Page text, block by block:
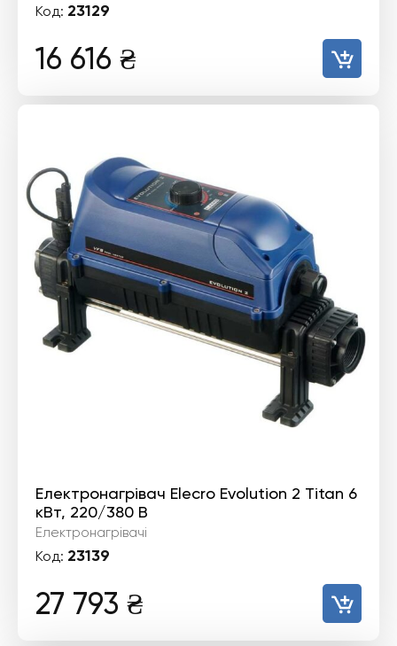
Код: 23129
16 616 ₴
Електронагрівач Elecro Evolution 2 Titan 6
кВт, 220/380 В
Електронагрівачі
Код: 23139
27 793 ₴